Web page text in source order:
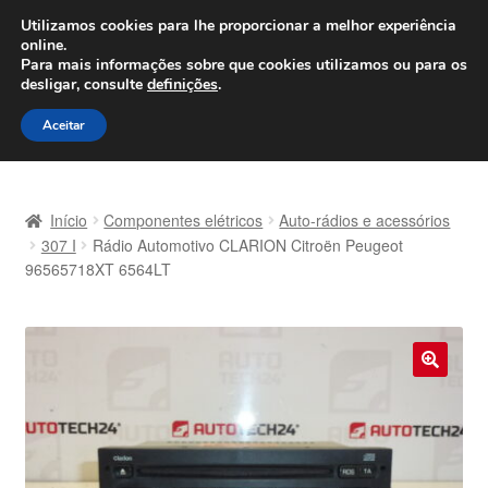
ENVIO a partir de 7 EUR
Seg-Sex, das 9h às 16h800 500 967
Ir
para
a
Saltar
para
o
Carrinho
Envio para todo o planeta
Minha conta
Início Componentes elétricos
Auto-rádios e acessórios
307 I
Rádio Automotivo CLARION Citroën Peugeot
96565718XT 6564LT
Utilizamos cookies para lhe proporcionar a melhor experiência
online.
Para mais informações sobre que cookies utilizamos ou para os
desligar, consulte definições.
Aceitar